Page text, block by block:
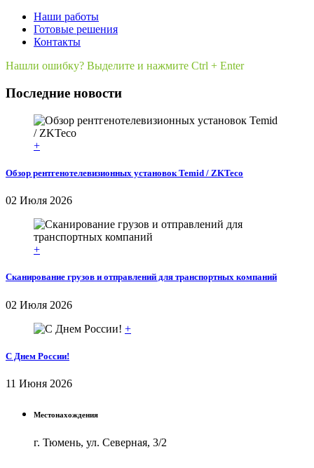
Наши работы
Готовые решения
Контакты
Нашли ошибку? Выделите и нажмите Ctrl + Enter
Последние новости
+
Обзор рентгенотелевизионных установок Temid / ZKTeco
02 Июля 2026
+
Сканирование грузов и отправлений для транспортных компаний
02 Июля 2026
+
С Днем России!
11 Июня 2026
Местонахождения
г. Тюмень, ул. Северная, 3/2